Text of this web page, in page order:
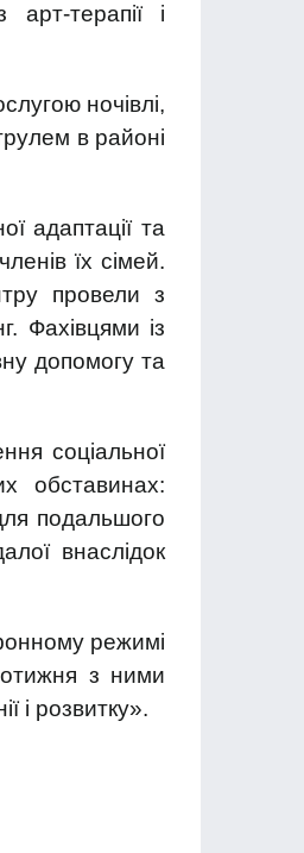
терапії і
ночівлі,
в районі
адаптації та
їх сімей.
провели з
Фахівцями із
допомогу та
соціальної
обставинах:
подальшого
внаслідок
режимі
з ними
і розвитку».